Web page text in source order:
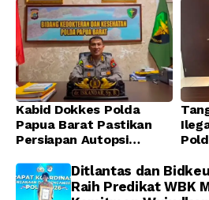
Kabid Dokkes Polda
Papua Barat Pastikan
Persiapan Autopsi
Papua Barat Yanto
Idorway Telah Matang,
Ditlantas dan
Raih Predikat WBK